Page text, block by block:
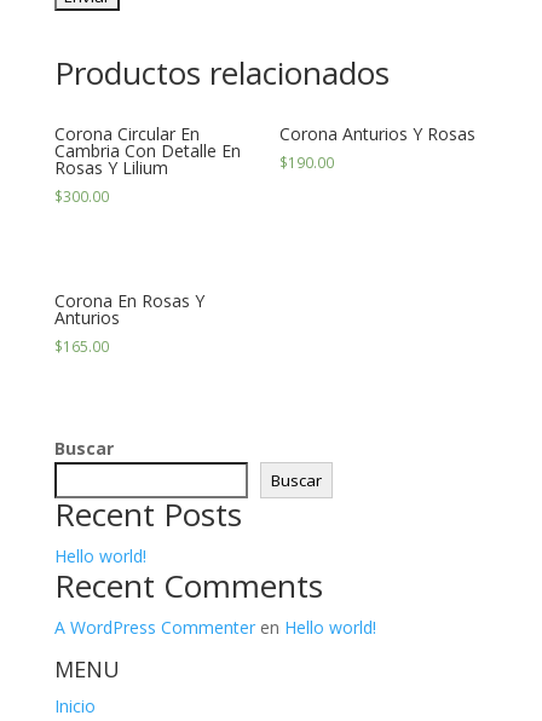
Productos relacionados
Corona Circular En
Cambria Con Detalle En
Rosas Y Lilium
$300.00
Corona Anturios Y Rosas
$190.00
Corona En Rosas Y
Anturios
$165.00
Buscar
Buscar
Recent Posts
Hello world!
Recent Comments
A WordPress Commenteren Hello world!
MENU
Inicio